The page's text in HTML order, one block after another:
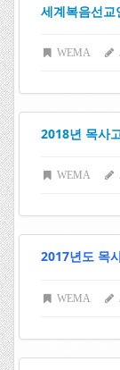
세계복음선
WEMA
2018년 목사
WEMA
2017년도 목
WEMA